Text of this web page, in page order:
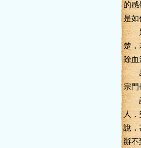
的感
是如
別
楚，
除血
易
宗門
試
人
說，
辦不